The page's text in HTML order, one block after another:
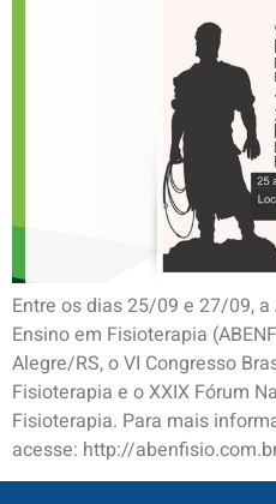
Entre os dias 25/09 e 27/09,
Ensino em Fisioterapia
Alegre/RS, o VI Congresso
Fisioterapia e o XXIX Fórum
Fisioterapia. Para mais
acesse: http://